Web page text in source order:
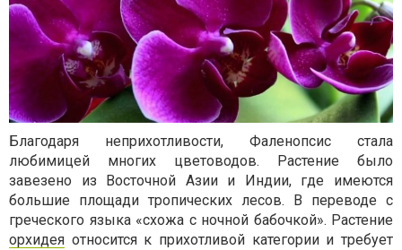
Благодаря неприхотливости, Фаленопсис стала
любимицей многих цветоводов. Растение было
завезено из Восточной Азии и Индии, где имеются
большие площади тропических лесов. В переводе с
греческого языка «схожа с ночной бабочкой». Растение
орхидея относится к прихотливой категории и требует